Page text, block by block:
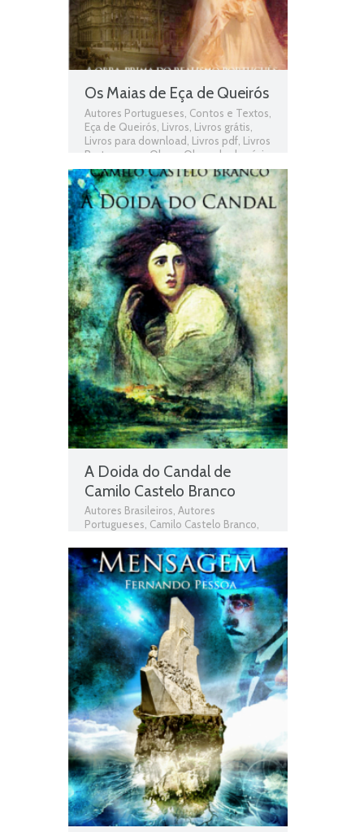
Os Maias de Eça de Queirós
Autores Portugueses Contos e Textos
Eça de Queirós Livros Livros grátis
Livros para download Livros pdf Livros
Portugueses
Obras
Obras de domínio
público,Obras Portuguesas,Os Maias,
Os Maias de Eça de Queirós,Plano
Nacional da Leitura, PNL,Romance
A Doida do Candal de
Camilo Castelo Branco
Autores Brasileiros, Autores
Portugueses, Camilo Castelo Branco,
Livros para download,Livros pdf,livros
PNL,Livros Portugueses,Obras,Obras
Brasileiras,Obras de domínio público,
Obras Portuguesas,Plano Nacional da
Leitura